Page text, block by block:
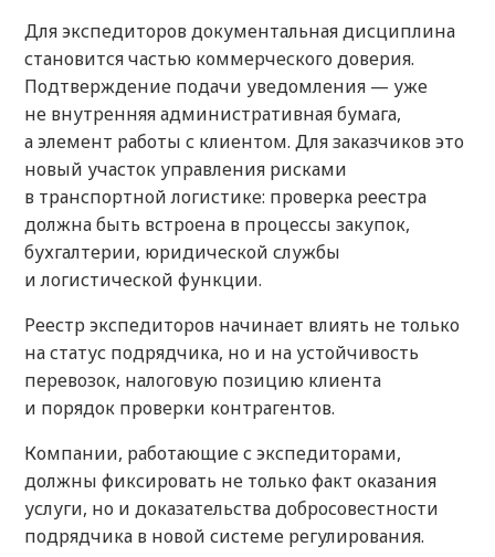
Для экспедиторов документальная дисциплина
становится частью коммерческого доверия.
Подтверждение подачи уведомления — уже
не внутренняя административная бумага,
а элемент работы с клиентом. Для заказчиков это
новый участок управления рисками
в транспортной логистике: проверка реестра
должна быть встроена в процессы закупок,
бухгалтерии, юридической службы
и логистической функции.
Реестр экспедиторов начинает влиять не только
на статус подрядчика, но и на устойчивость
перевозок, налоговую позицию клиента
и порядок проверки контрагентов.
Компании, работающие с экспедиторами,
должны фиксировать не только факт оказания
услуги, но и доказательства добросовестности
подрядчика в новой системе регулирования.